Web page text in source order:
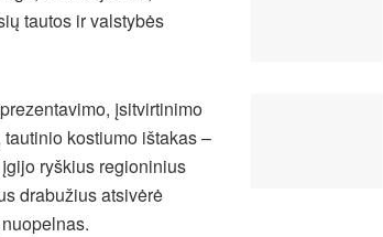
tautos ir valstybės
įsitvirtinimo
kostiumo ištakas –
ryškius regioninius
drabužius atsivėrė